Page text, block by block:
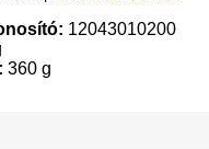
12043010200
360 g